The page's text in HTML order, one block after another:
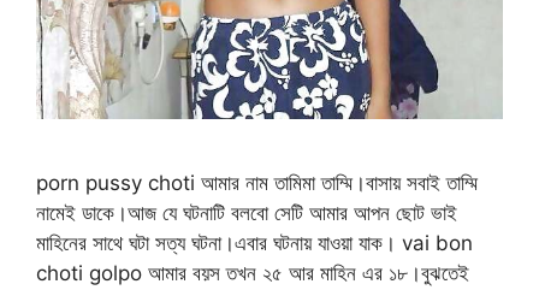
porn pussy choti আমার নাম তামিমা তাম্মি।বাসায় সবাই তাম্মি
নামেই ডাকে।আজ যে ঘটনাটি বলবো সেটি আমার আপন ছোট ভাই
মাহিনের সাথে ঘটা সত্য ঘটনা।এবার ঘটনায় যাওয়া যাক। vai bon
choti golpo আমার বয়স তখন ২৫ আর মাহিন এর ১৮।বুঝতেই